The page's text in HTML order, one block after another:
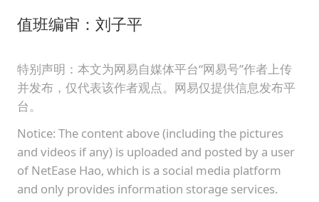
值班编审：刘子平
特别声明：本文为网易自媒体平台“网易号”作者上传
并发布，仅代表该作者观点。网易仅提供信息发布平
台。
Notice: The content above (including the pictures
and videos if any) is uploaded and posted by a user
of NetEase Hao, which is a social media platform
and only provides information storage services.